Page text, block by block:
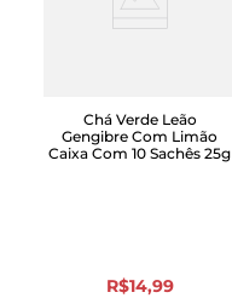
Chá Verde Leão
Gengibre Com Limão
Caixa Com 10 Sachês 25g
R$14,99